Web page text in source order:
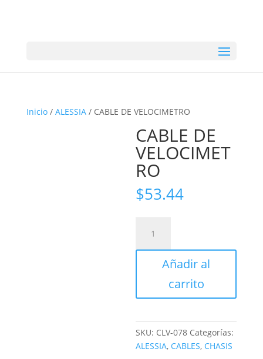
Inicio/ ALESSIA/ CABLE DE VELOCIMETRO
CABLE DE
VELOCIMET
RO
$53.44
VELOCIMETRO
cantidadAñadir al
carrito
SKU: CLV-078 Categorías:
ALESSIA, CABLES, CHASIS